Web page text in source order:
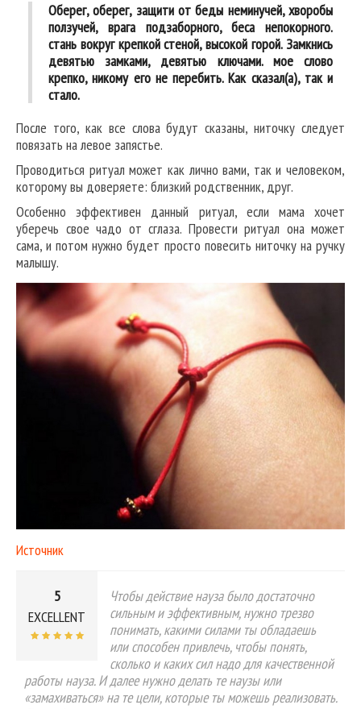
Оберег, оберег, защити от беды неминучей, хворобы
ползучей, врага подзаборного, беса непокорного.
стань вокруг крепкой стеной, высокой горой. Замкнись
девятью замками, девятью ключами. мое слово
крепко, никому его не перебить. Как сказал(а), так и
стало.
После того, как все слова будут сказаны, ниточку следует
повязать на левое запястье.
Проводиться ритуал может как лично вами, так и человеком,
которому вы доверяете: близкий родственник, друг.
Особенно эффективен данный ритуал, если мама хочет
уберечь свое чадо от сглаза. Провести ритуал она может
сама, и потом нужно будет просто повесить ниточку на ручку
малышу.
Источник
5
EXCELLENT
Чтобы действие науза было достаточно
сильным и эффективным, нужно трезво
понимать, какими силами ты обладаешь
или способен привлечь, чтобы понять,
сколько и каких сил надо для качественной
работы науза. И далее нужно делать те наузы или
«замахиваться» на те цели, которые ты можешь реализовать.